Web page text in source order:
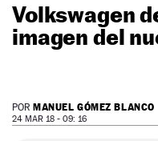
MOTOS
TECNOLOGÍA
SUPERCOCHES
SERVICIOS
Volkswagen
imagen del
POR MANUEL GÓMEZ BLANCO
24 MAR 18 - 09: 16